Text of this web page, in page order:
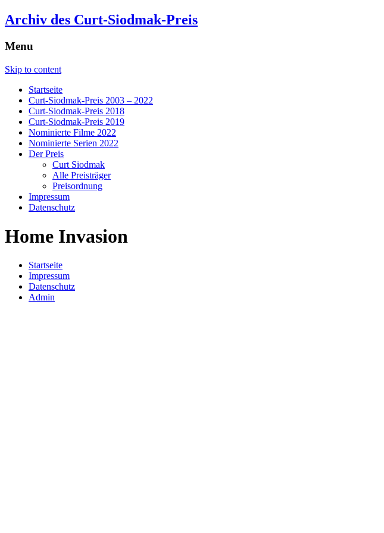
Archiv des Curt-Siodmak-Preis
Menu
Skip to content
Startseite
Curt-Siodmak-Preis 2003 – 2022
Curt-Siodmak-Preis 2018
Curt-Siodmak-Preis 2019
Nominierte Filme 2022
Nominierte Serien 2022
Der Preis
Curt Siodmak
Alle Preisträger
Preisordnung
Impressum
Datenschutz
Home Invasion
Startseite
Impressum
Datenschutz
Admin